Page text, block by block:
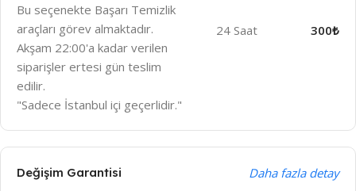
Bu seçenekte Başarı Temizlik
araçları görev almaktadır.
Akşam 22:00'a kadar verilen
siparişler ertesi gün teslim
edilir.
"Sadece İstanbul içi geçerlidir."
24 Saat 300₺
Değişim Garantisi Daha fazla detay